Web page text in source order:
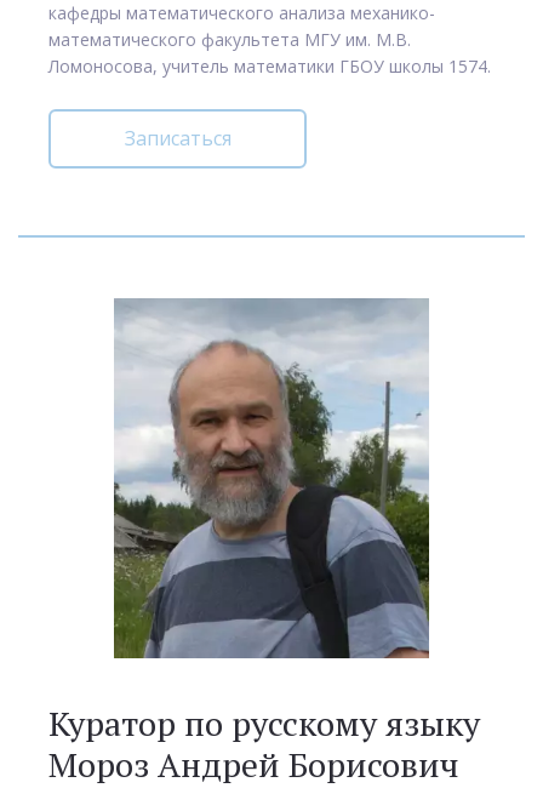
кафедры математического анализа механико-
математического факультета МГУ им. М.В.
Ломоносова, учитель математики ГБОУ школы 1574.
Записаться
Куратор по русскому языку
Мороз Андрей Борисович